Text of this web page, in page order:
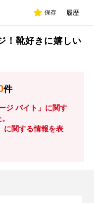
保存 履歴
！靴好きに嬉しい
件
ジ バイト」に関す
に関する情報を表